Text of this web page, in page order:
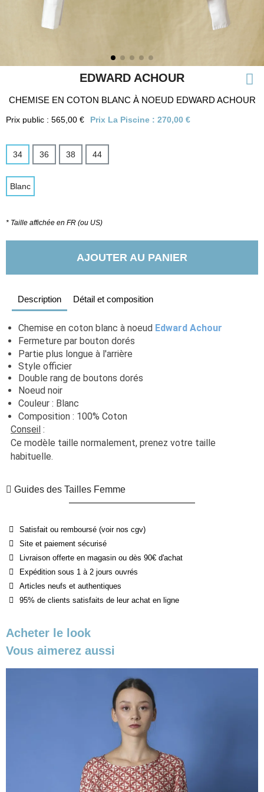
EDWARD ACHOUR
CHEMISE EN COTON BLANC À NOEUD EDWARD ACHOUR
Prix public : 565,00 € Prix La Piscine : 270,00 €
34 36 38 44
Blanc
* Taille affichée en FR (ou US)
AJOUTER AU PANIER
Description Détail et composition
Chemise en coton blanc à noeud Edward Achour
Fermeture par bouton dorés
Partie plus longue à l'arrière
Style officier
Double rang de boutons dorés
Noeud noir
Couleur : Blanc
Composition : 100% Coton
Conseil :
Ce modèle taille normalement, prenez votre taille
habituelle.
Guides des Tailles Femme
Satisfait ou remboursé (voir nos cgv)
Site et paiement sécurisé
Livraison offerte en magasin ou dès 90€ d'achat
Expédition sous 1 à 2 jours ouvrés
Articles neufs et authentiques
95% de clients satisfaits de leur achat en ligne
Acheter le look
Vous aimerez aussi